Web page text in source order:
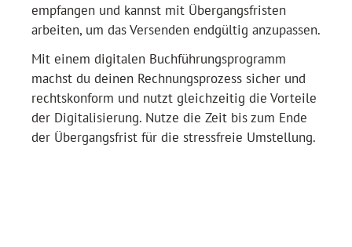
empfangen und kannst mit Übergangsfristen
arbeiten, um das Versenden endgültig anzupassen.
Mit einem digitalen Buchführungsprogramm
machst du deinen Rechnungsprozess sicher und
rechtskonform und nutzt gleichzeitig die Vorteile
der Digitalisierung. Nutze die Zeit bis zum Ende
der Übergangsfrist für die stressfreie Umstellung.